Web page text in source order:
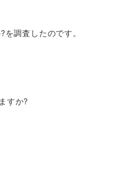
調査したのです。
すか?